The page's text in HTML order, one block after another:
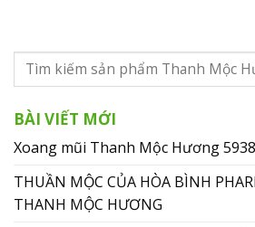
BÀI VIẾT MỚI
Xoang mũi Thanh Mộc Hương
THUẦN MỘC CỦA HÒA BÌNH
THANH MỘC HƯƠNG